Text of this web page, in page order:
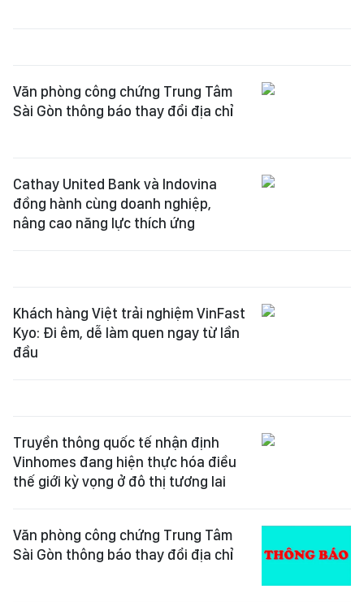
Văn phòng công chứng Trung Tâm
Sài Gòn thông báo thay đổi địa chỉ
Cathay United Bank và Indovina
đồng hành cùng doanh nghiệp,
nâng cao năng lực thích ứng
Khách hàng Việt trải nghiệm VinFast
Kyo: Đi êm, dễ làm quen ngay từ lần
đầu
Truyền thông quốc tế nhận định
Vinhomes đang hiện thực hóa điều
thế giới kỳ vọng ở đô thị tương lai
Văn phòng công chứng Trung Tâm
Sài Gòn thông báo thay đổi địa chỉ